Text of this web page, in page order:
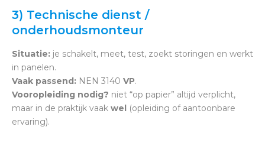
3) Technische dienst /
onderhoudsmonteur
Situatie: je schakelt, meet, test, zoekt storingen en werkt
in panelen.
Vaak passend: NEN 3140 VP.
Vooropleiding nodig? niet “op papier” altijd verplicht,
maar in de praktijk vaak wel (opleiding of aantoonbare
ervaring).